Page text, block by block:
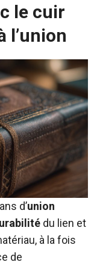
le cuir
l’union
d’union
du lien et
à la fois
de